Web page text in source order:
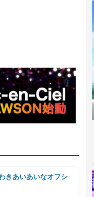
きあいあいなオフシ